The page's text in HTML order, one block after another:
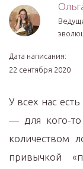
Дата написания:
22 сентября 2020
У всех нас
— для кого-то
количеством
привычкой